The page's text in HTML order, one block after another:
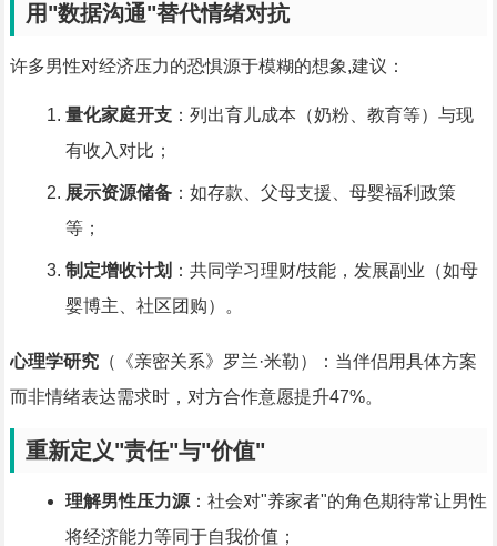
用"数据沟通"替代情绪对抗
许多男性对经济压力的恐惧源于模糊的想象,建议：
量化家庭开支：列出育儿成本（奶粉、教育等）与现
有收入对比；
展示资源储备：如存款、父母支援、母婴福利政策
等；
制定增收计划 ：共同学习理财/技能，发展副业（如母
婴博主、社区团购）。
心理学研究（《亲密关系》罗兰·米勒）：当伴侣用具体方案
而非情绪表达需求时，对方合作意愿提升47%。
重新定义"责任"与"价值"
理解男性压力源：社会对"养家者"的角色期待常让男性
将经济能力等同于自我价值；